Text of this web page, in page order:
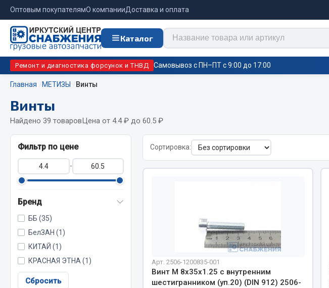
Оптовым покупателямО компанииДоставка и оплата
Каталог
Изготовление цепей на колеса BOHU
QITONG
Весь раздел
Автономные воздушные отопители
Жидкостные подогреватели
Весь раздел
Ремонт и диагностика форсунок и ТНВД Самовывоз с ПН–ПТ с 9:00 до 17:00
Главная МЕТИЗЫ Винты
Винты
Найдено 39 товаровЦена от 4.4 ₽ до 60.5 ₽
Фильтр по цене
-
Бренд
ББ (35)
БелЗАН (1)
КИТАЙ (1)
КРАСНАЯ ЭТНА (1)
Сбросить
Сортировка:
Арт. 2506-1200835-001
Винт М 8х35х1.25 с внутренним
шестигранником (уп.20) (DIN 912) 2506-